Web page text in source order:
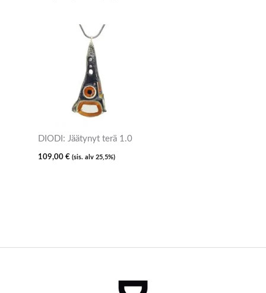
DIODI: Jäätynyt terä 1.0
109,00 € (sis. alv 25,5%)